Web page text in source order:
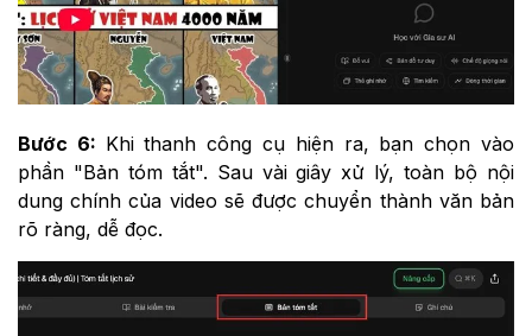
Bước 6: Khi thanh công cụ hiện ra, bạn chọn vào
phần "Bản tóm tắt". Sau vài giây xử lý, toàn bộ nội
dung chính của video sẽ được chuyển thành văn bản
rõ ràng, dễ đọc.